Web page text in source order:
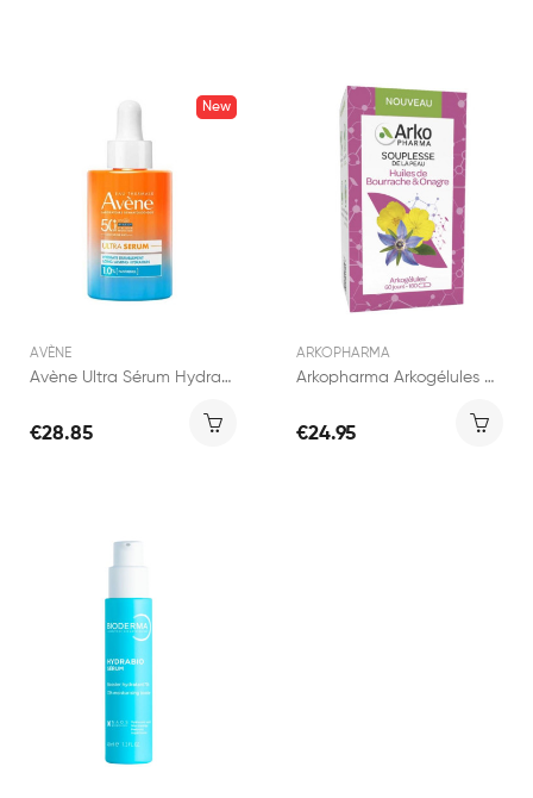
New
AVÈNE
Avène Ultra Sérum Hydratant SPF50+ 30ml
€28.85
ARKOPHARMA
Arkopharma Arkogélules Huiles de Bourrache &...
€24.95